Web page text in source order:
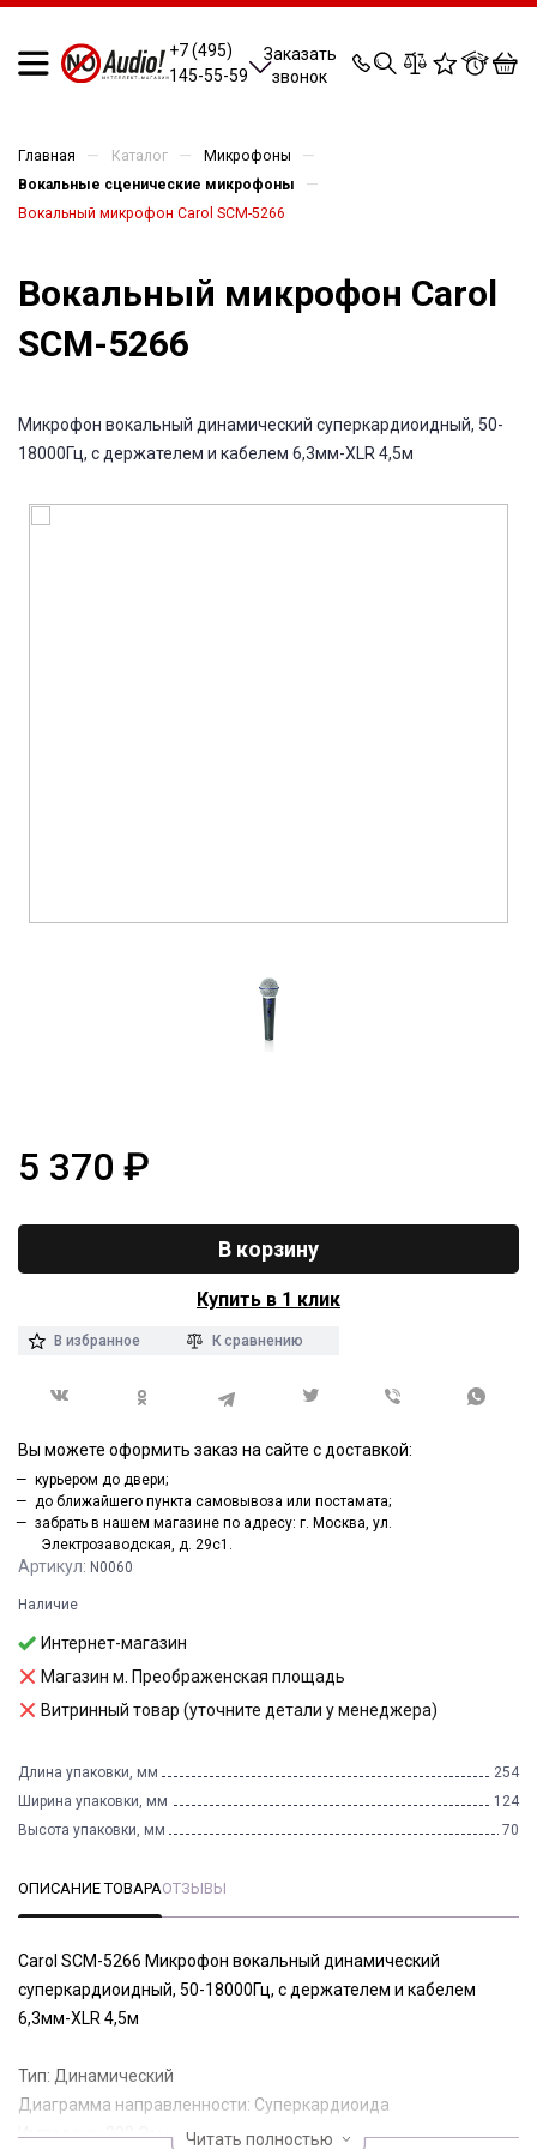
+7 (495)
145-55-59
Заказать
звонок
0 0 0 0
Главная — Каталог — Микрофоны —
Вокальные сценические микрофоны —
Вокальный микрофон Carol SCM-5266
Вокальный микрофон Carol
SCM-5266
Микрофон вокальный динамический суперкардиоидный, 50-
18000Гц, с держателем и кабелем 6,3мм-XLR 4,5м
Артикул: N0060
Наличие
Интернет-магазин
Магазин м. Преображенская площадь
Витринный товар (уточните детали у менеджера)
Длина упаковки, мм
254
Ширина упаковки, мм
124
Высота упаковки, мм
70
5 370 ₽
В корзину
Купить в 1 клик
В избранное К сравнению
Вы можете оформить заказ на сайте с доставкой:
курьером до двери;
до ближайшего пункта самовывоза или постамата;
забрать в нашем магазине по адресу: г. Москва, ул.
Электрозаводская, д. 29с1.
ОПИСАНИЕ ТОВАРАОТЗЫВЫ
Carol SCM-5266 Микрофон вокальный динамический
суперкардиоидный, 50-18000Гц, с держателем и кабелем
6,3мм-XLR 4,5м
Тип: Динамический
Диаграмма направленности: Суперкардиоида
Импеданс: 300 Ом
Читать полностью